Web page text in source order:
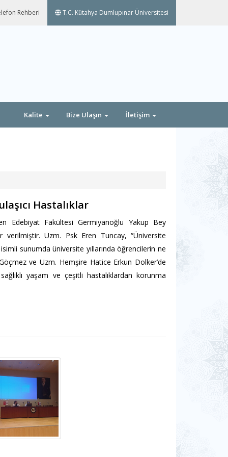
Rehberi T.C. Kütahya Dumlupınar Üniversitesi
Kalite Bize Ulaşın İletişim
Hastalıklar
Edebiyat Fakültesi Germiyanoğlu Yakup Bey
verilmiştir. Uzm. Psk Eren Tuncay, “Üniversite
sunumda üniversite yıllarında öğrencilerin ne
ve Uzm. Hemşire Hatice Erkun Dolker’de
yaşam ve çeşitli hastalıklardan korunma